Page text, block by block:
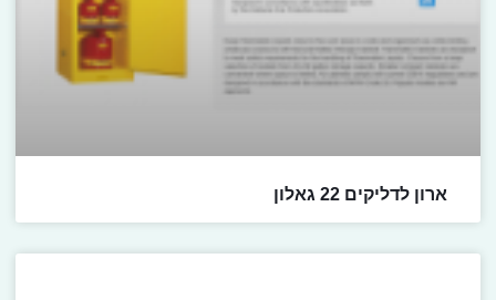
ארון לדליקים 22 גאלון